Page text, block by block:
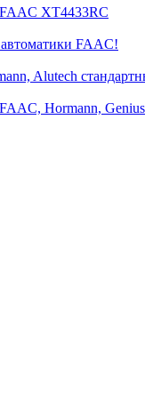
XT4433RC
FAAC!
Alutech
Hormann, Genius